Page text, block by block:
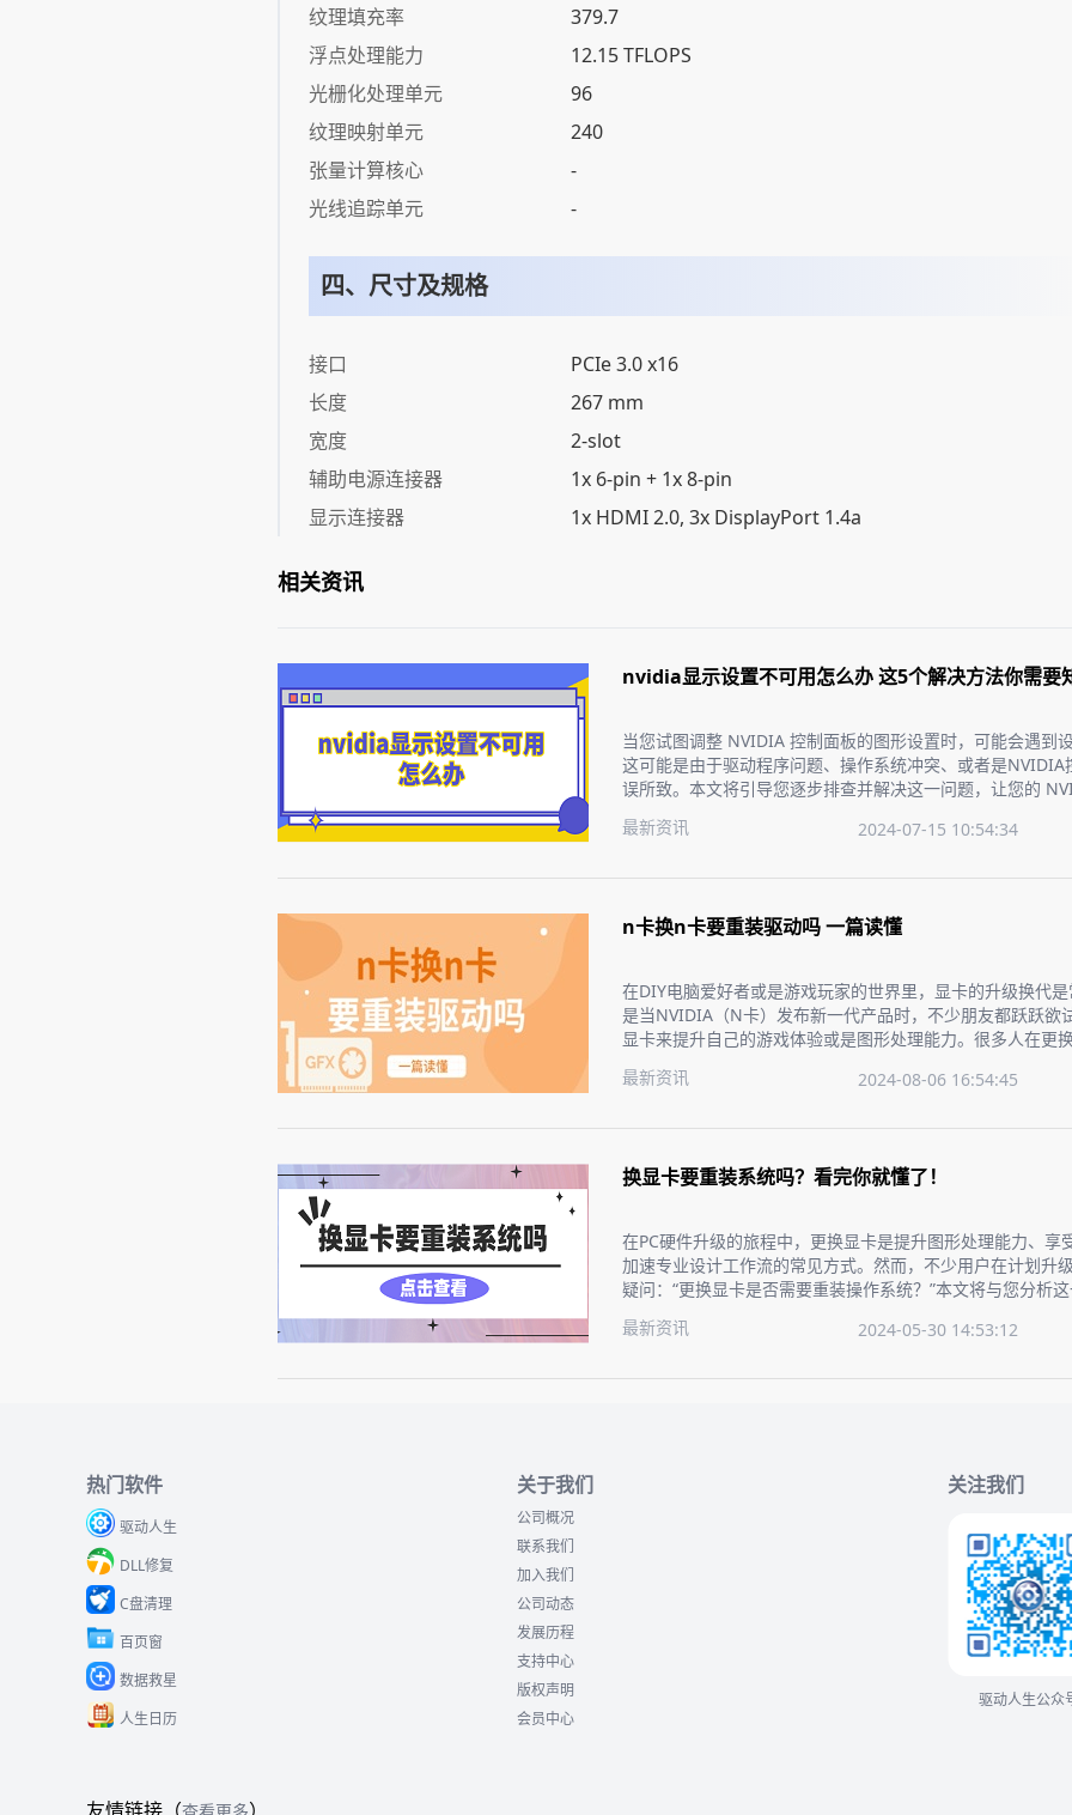
纹理填充率
379.7
浮点处理能力
12.15 TFLOPS
光栅化处理单元
96
纹理映射单元
240
张量计算核心
-
光线追踪单元
-
四、尺寸及规格
接口
PCIe 3.0 x16
长度
267 mm
宽度
2-slot
辅助电源连接器
1x 6-pin + 1x 8-pin
显示连接器
1x HDMI 2.0, 3x DisplayPort 1.4a
相关资讯
nvidia显示设置不可用怎么办 这5个解决方法你需要
当您试图调整 NVIDIA 控制面板的图形设置时，可能会遇到
这可能是由于驱动程序问题、操作系统冲突、或者是NVIDIA
误所致。本文将引导您逐步排查并解决这一问题，让您的
最新资讯 2024-07-15 10:54:34
n卡换n卡要重装驱动吗 一篇读懂
在DIY电脑爱好者或是游戏玩家的世界里，显卡的升级换代
是当NVIDIA（N卡）发布新一代产品时，不少朋友都跃跃欲
显卡来提升自己的游戏体验或是图形处理能力。很多人在更
手，无忧升级。
最新资讯 2024-08-06 16:54:45
换显卡要重装系统吗？看完你就懂了！
在PC硬件升级的旅程中，更换显卡是提升图形处理能力、享
加速专业设计工作流的常见方式。然而，不少用户在计划升
疑问：“更换显卡是否需要重装操作系统？”本文将与您分析
最新资讯 2024-05-30 14:53:12
热门软件
驱动人生
DLL修复
C盘清理
百页窗
数据救星
人生日历
关于我们
公司概况
联系我们
加入我们
公司动态
发展历程
支持中心
版权声明
会员中心
关注我们
驱动人生公众